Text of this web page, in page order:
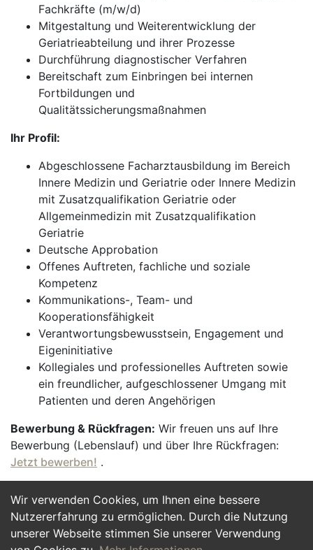
Wir verwenden Cookies, um Ihnen eine bessere
Nutzererfahrung zu ermöglichen. Durch die Nutzung
unserer Webseite stimmen Sie unserer Verwendung
Fachkräfte (m/w/d)
Mitgestaltung und Weiterentwicklung der
Geriatrieabteilung und ihrer Prozesse
Durchführung diagnostischer Verfahren
Bereitschaft zum Einbringen bei internen
Fortbildungen und
Qualitätssicherungsmaßnahmen
Ihr Profil:
Abgeschlossene Facharztausbildung im Bereich
Innere Medizin und Geriatrie oder Innere Medizin
mit Zusatzqualifikation Geriatrie oder
Allgemeinmedizin mit Zusatzqualifikation
Geriatrie
Deutsche Approbation
Offenes Auftreten, fachliche und soziale
Kompetenz
Kommunikations-, Team- und
Kooperationsfähigkeit
Verantwortungsbewusstsein, Engagement und
Eigeninitiative
Kollegiales und professionelles Auftreten sowie
ein freundlicher, aufgeschlossener Umgang mit
Patienten und deren Angehörigen
Bewerbung & Rückfragen: Wir freuen uns auf Ihre
Bewerbung (Lebenslauf) und über Ihre Rückfragen:
Jetzt bewerben! .
Jetzt Bewerben